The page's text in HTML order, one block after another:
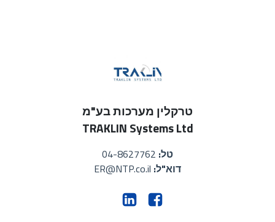
טרקלין מערכות בע"מ
TRAKLIN Systems Ltd
טל: 04-8627762
דוא"ל: ER@NTP.co.il